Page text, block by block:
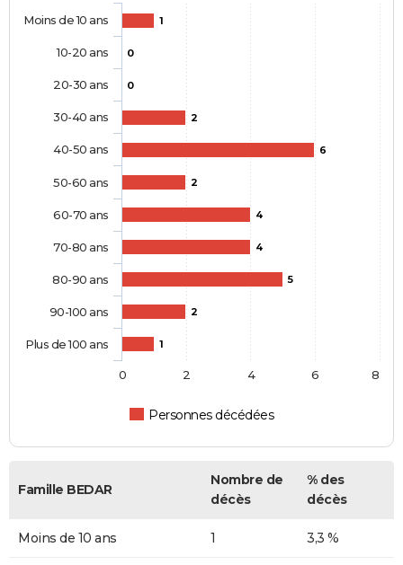
1
0
0
2
6
2
4
4
5
2
1
Personnes décédées
Moins de 10 ans
10-20 ans
20-30 ans
30-40 ans
40-50 ans
50-60 ans
60-70 ans
70-80 ans
80-90 ans
90-100 ans
Plus de 100 ans
0 2 4 6 8
Famille BEDAR
Nombre de
décès
% des
décès
Moins de 10 ans 1 3,3 %